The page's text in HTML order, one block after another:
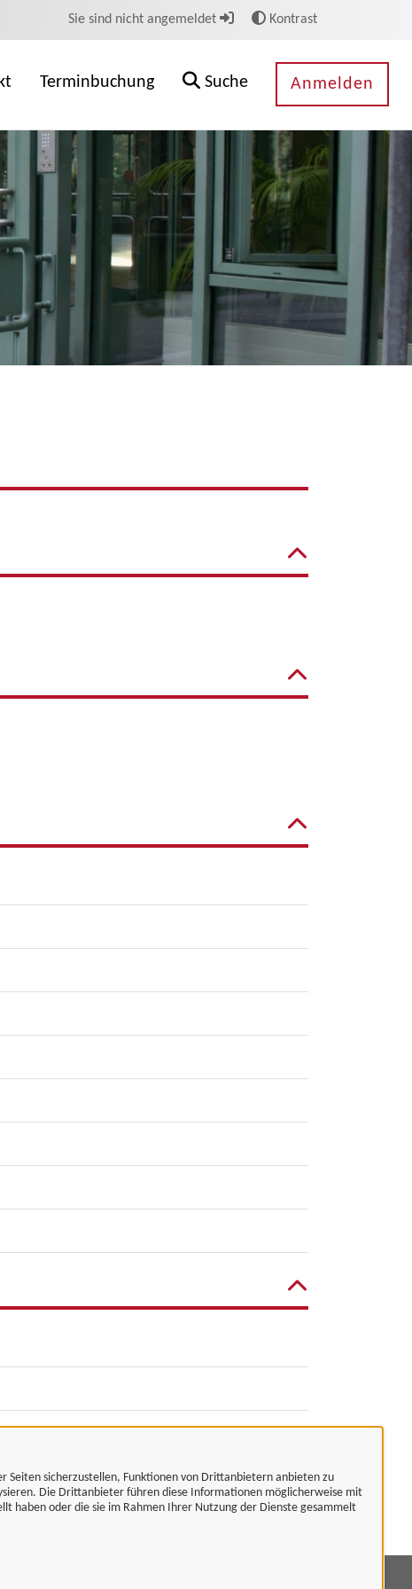
Seiten sicherzustellen, Funktionen von Drittanbietern anbieten zu
Die Drittanbieter führen diese Informationen möglicherweise mit
haben oder die sie im Rahmen Ihrer Nutzung der Dienste gesammelt
Sie sind nicht angemeldet Kontrast
Terminbuchung Suche Anmelden